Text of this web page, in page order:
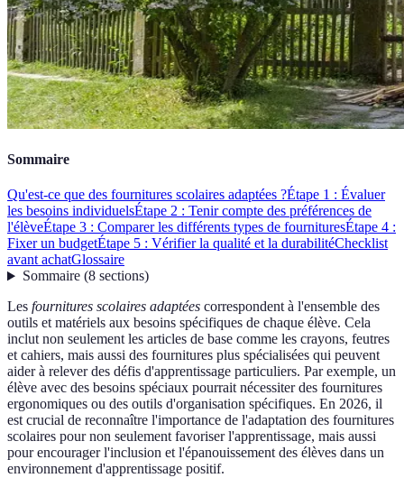
Sommaire
Qu'est-ce que des fournitures scolaires adaptées ?Étape 1 : Évaluer
les besoins individuelsÉtape 2 : Tenir compte des préférences de
l'élèveÉtape 3 : Comparer les différents types de fournituresÉtape 4 :
Fixer un budgetÉtape 5 : Vérifier la qualité et la durabilitéChecklist
avant achatGlossaire
Sommaire(8 sections)
Les fournitures scolaires adaptées correspondent à l'ensemble des
outils et matériels aux besoins spécifiques de chaque élève. Cela
inclut non seulement les articles de base comme les crayons, feutres
et cahiers, mais aussi des fournitures plus spécialisées qui peuvent
aider à relever des défis d'apprentissage particuliers. Par exemple, un
élève avec des besoins spéciaux pourrait nécessiter des fournitures
ergonomiques ou des outils d'organisation spécifiques. En 2026, il
est crucial de reconnaître l'importance de l'adaptation des fournitures
scolaires pour non seulement favoriser l'apprentissage, mais aussi
pour encourager l'inclusion et l'épanouissement des élèves dans un
environnement d'apprentissage positif.